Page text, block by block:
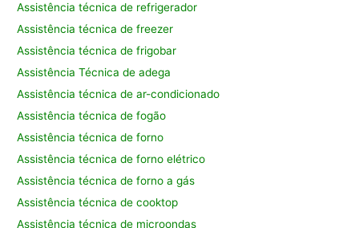
Assistência técnica de refrigerador
Assistência técnica de freezer
Assistência técnica de frigobar
Assistência Técnica de adega
Assistência técnica de ar-condicionado
Assistência técnica de fogão
Assistência técnica de forno
Assistência técnica de forno elétrico
Assistência técnica de forno a gás
Assistência técnica de cooktop
Assistência técnica de microondas